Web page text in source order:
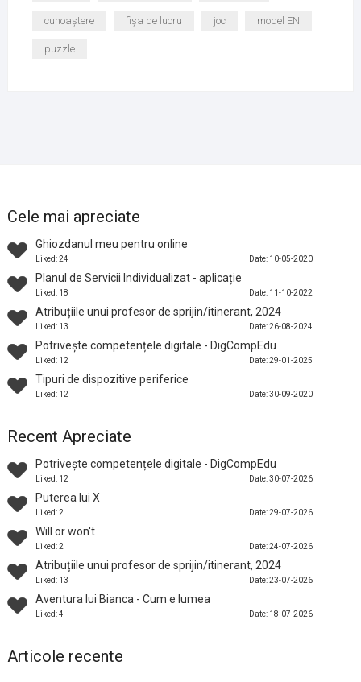
cunoaștere fișa de lucru joc model EN
puzzle
Cele mai apreciate
Ghiozdanul meu pentru online
Liked: 24 Date: 10-05-2020
Planul de Servicii Individualizat - aplicație
Liked: 18 Date: 11-10-2022
Atribuțiile unui profesor de sprijin/itinerant, 2024
Liked: 13 Date: 26-08-2024
Potrivește competențele digitale - DigCompEdu
Liked: 12 Date: 29-01-2025
Tipuri de dispozitive periferice
Liked: 12 Date: 30-09-2020
Recent Apreciate
Potrivește competențele digitale - DigCompEdu
Liked: 12 Date: 30-07-2026
Puterea lui X
Liked: 2 Date: 29-07-2026
Will or won't
Liked: 2 Date: 24-07-2026
Atribuțiile unui profesor de sprijin/itinerant, 2024
Liked: 13 Date: 23-07-2026
Aventura lui Bianca - Cum e lumea
Liked: 4 Date: 18-07-2026
Articole recente